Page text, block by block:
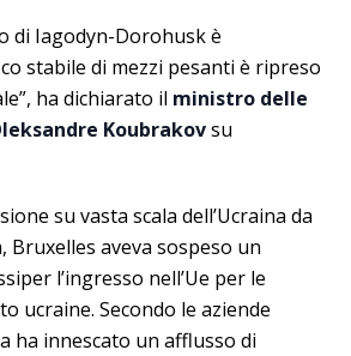
di Iagodyn-Dorohusk è
stabile di mezzi pesanti è ripreso
ha dichiarato il ministro delle
Koubrakovsu
su vasta scala dell’Ucraina da
Bruxelles aveva sospeso un
l’ingresso nell’Ue per le
ucraine. Secondo le aziende
ha innescato un afflusso di